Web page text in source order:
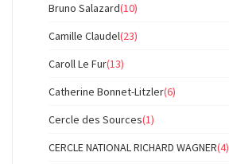
Bruno Salazard(10)
Camille Claudel(23)
Caroll Le Fur(13)
Catherine Bonnet-Litzler(6)
Cercle des Sources(1)
CERCLE NATIONAL RICHARD WAGNER(4)